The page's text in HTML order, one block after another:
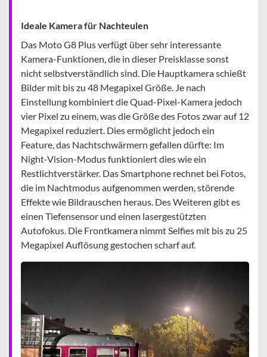
Ideale Kamera für Nachteulen
Das Moto G8 Plus verfügt über sehr interessante
Kamera-Funktionen, die in dieser Preisklasse sonst
nicht selbstverständlich sind. Die Hauptkamera schießt
Bilder mit bis zu 48 Megapixel Größe. Je nach
Einstellung kombiniert die Quad-Pixel-Kamera jedoch
vier Pixel zu einem, was die Größe des Fotos zwar auf 12
Megapixel reduziert. Dies ermöglicht jedoch ein
Feature, das Nachtschwärmern gefallen dürfte: Im
Night-Vision-Modus funktioniert dies wie ein
Restlichtverstärker. Das Smartphone rechnet bei Fotos,
die im Nachtmodus aufgenommen werden, störende
Effekte wie Bildrauschen heraus. Des Weiteren gibt es
einen Tiefensensor und einen lasergestützten
Autofokus. Die Frontkamera nimmt Selfies mit bis zu 25
Megapixel Auflösung gestochen scharf auf.